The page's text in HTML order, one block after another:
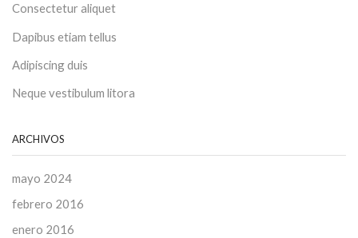
Consectetur aliquet
Dapibus etiam tellus
Adipiscing duis
Neque vestibulum litora
ARCHIVOS
mayo 2024
febrero 2016
enero 2016